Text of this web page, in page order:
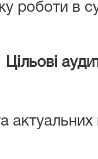
роботи в
Цільові